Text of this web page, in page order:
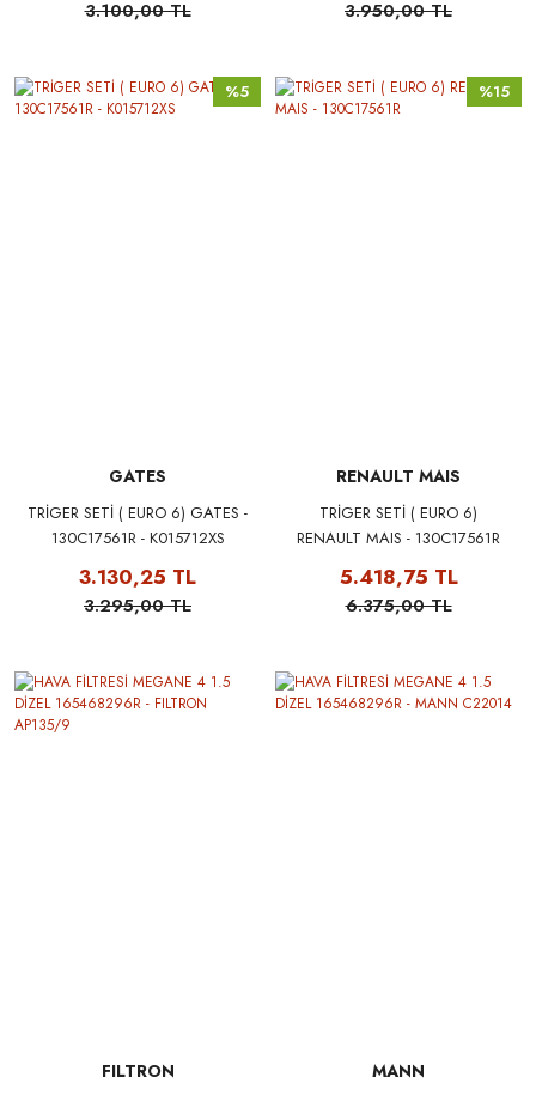
3.100,00 TL 3.950,00 TL
%5
GATES
TRİGER SETİ ( EURO 6) GATES -
130C17561R - K015712XS
3.130,25 TL
3.295,00 TL
%15
RENAULT MAIS
TRİGER SETİ ( EURO 6)
RENAULT MAIS - 130C17561R
5.418,75 TL
6.375,00 TL
FILTRON MANN